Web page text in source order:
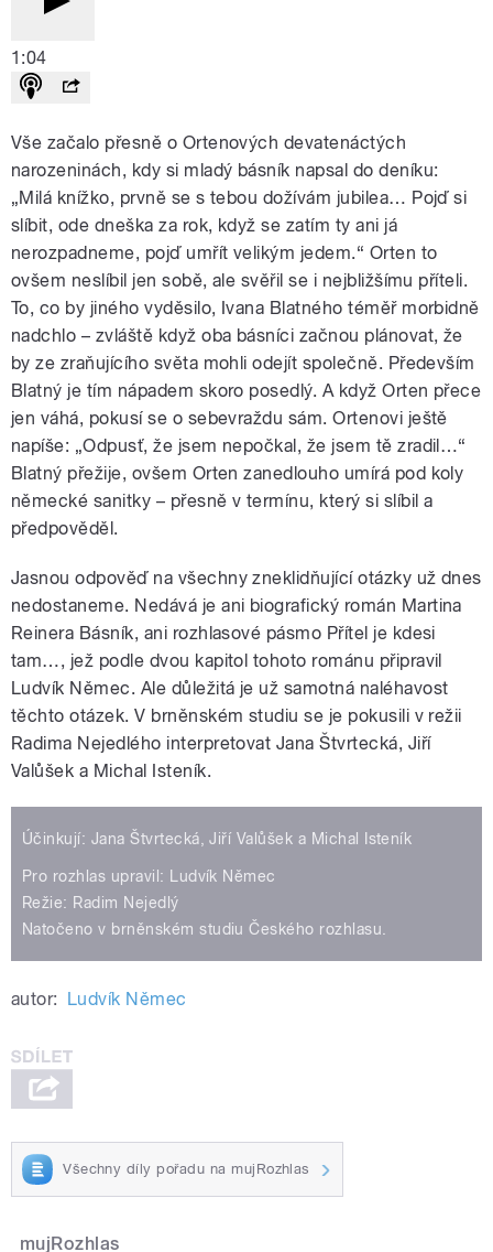
1:04
Vše začalo přesně o Ortenových devatenáctých
narozeninách, kdy si mladý básník napsal do deníku:
„Milá knížko, prvně se s tebou dožívám jubilea… Pojď si
slíbit, ode dneška za rok, když se zatím ty ani já
nerozpadneme, pojď umřít velikým jedem.“ Orten to
ovšem neslíbil jen sobě, ale svěřil se i nejbližšímu příteli.
To, co by jiného vyděsilo, Ivana Blatného téměř morbidně
nadchlo – zvláště když oba básníci začnou plánovat, že
by ze zraňujícího světa mohli odejít společně. Především
Blatný je tím nápadem skoro posedlý. A když Orten přece
jen váhá, pokusí se o sebevraždu sám. Ortenovi ještě
napíše: „Odpusť, že jsem nepočkal, že jsem tě zradil…“
Blatný přežije, ovšem Orten zanedlouho umírá pod koly
německé sanitky – přesně v termínu, který si slíbil a
předpověděl.
Jasnou odpověď na všechny zneklidňující otázky už dnes
nedostaneme. Nedává je ani biografický román Martina
Reinera Básník, ani rozhlasové pásmo Přítel je kdesi
tam…, jež podle dvou kapitol tohoto románu připravil
Ludvík Němec. Ale důležitá je už samotná naléhavost
těchto otázek. V brněnském studiu se je pokusili v režii
Radima Nejedlého interpretovat Jana Štvrtecká, Jiří
Valůšek a Michal Isteník.
Účinkují: Jana Štvrtecká, Jiří Valůšek a Michal Isteník
Pro rozhlas upravil: Ludvík Němec
Režie: Radim Nejedlý
Natočeno v brněnském studiu Českého rozhlasu.
autor: Ludvík Němec
Všechny díly pořadu na mujRozhlas
mujRozhlas